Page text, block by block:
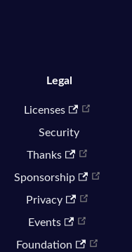
Legal
Licenses
Security
Thanks
Sponsorship
Privacy
Events
Foundation